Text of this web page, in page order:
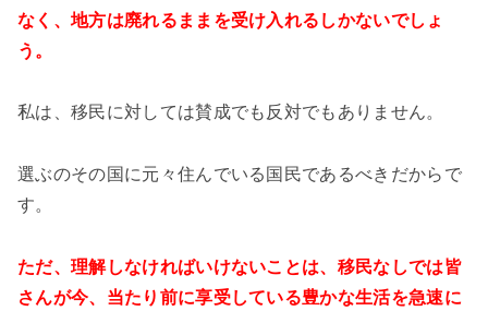
なく、地方は廃れるままを受け入れるしかないでしょ
う。
私は、移民に対しては賛成でも反対でもありません。
選ぶのその国に元々住んでいる国民であるべきだからで
す。
ただ、理解しなければいけないことは、移民なしでは皆
さんが今、当たり前に享受している豊かな生活を急速に